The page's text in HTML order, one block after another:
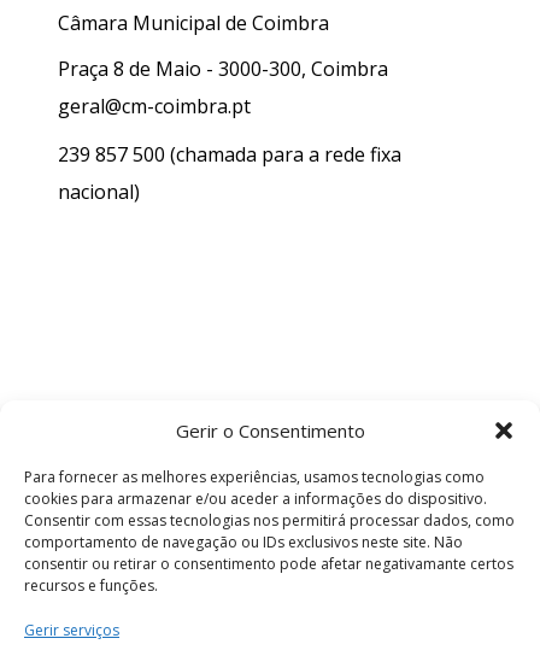
Gerir o Consentimento
Para fornecer as melhores experiências, usamos tecnologias como
cookies para armazenar e/ou aceder a informações do dispositivo.
Consentir com essas tecnologias nos permitirá processar dados, como
comportamento de navegação ou IDs exclusivos neste site. Não
consentir ou retirar o consentimento pode afetar negativamante certos
recursos e funções.
Gerir serviços
Câmara Municipal de Coimbra
Praça 8 de Maio - 3000-300, Coimbra
geral@cm-coimbra.pt
239 857 500 (chamada para a rede fixa
nacional)
Termos e Condições